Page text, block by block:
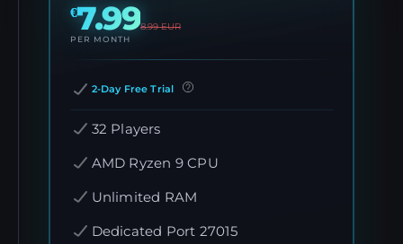
€7.998.99EUR
PER MONTH
2-Day Free Trial
32 Players
AMD Ryzen 9 CPU
Unlimited RAM
Dedicated Port 27015